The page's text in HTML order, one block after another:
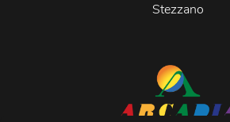
Stezzano